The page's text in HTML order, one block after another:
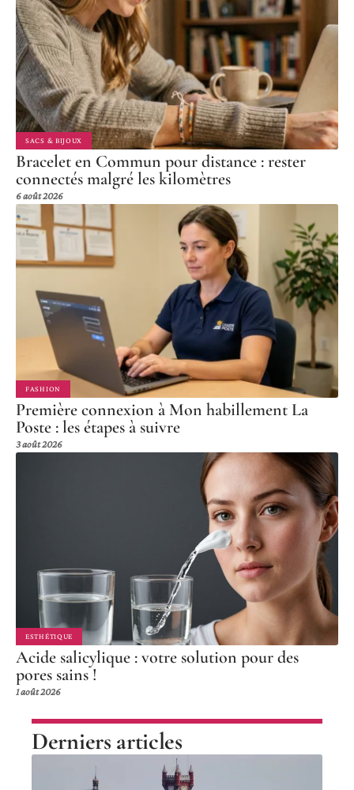
SACS & BIJOUX
Bracelet en Commun pour distance : rester
connectés malgré les kilomètres
6 août 2026
FASHION
Première connexion à Mon habillement La
Poste : les étapes à suivre
3 août 2026
ESTHÉTIQUE
Acide salicylique : votre solution pour des
pores sains !
1 août 2026
Derniers articles